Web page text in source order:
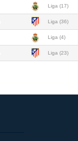
Liga (17)
Liga (36)
Liga (4)
Liga (23)